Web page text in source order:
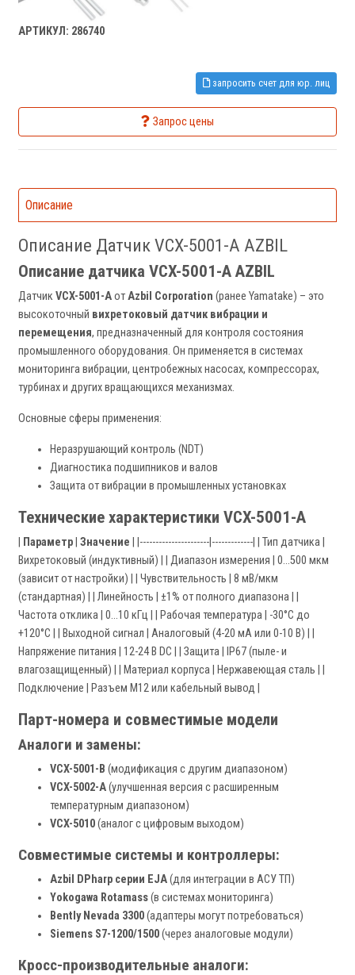
АРТИКУЛ: 286740
запросить счет для юр. лиц
Запрос цены
Описание
Описание Датчик VCX-5001-A AZBIL
Описание датчика VCX-5001-A AZBIL
Датчик VCX-5001-AотAzbil Corporation (ранее Yamatake) – это
высокоточный вихретоковый датчик вибрации и
перемещения, предназначенный для контроля состояния
промышленного оборудования. Он применяется в системах
мониторинга вибрации, центробежных насосах, компрессорах,
турбинах и других вращающихся механизмах.
Основные сферы применения:
Неразрушающий контроль (NDT)
Диагностика подшипников и валов
Защита от вибрации в промышленных установках
Технические характеристики VCX-5001-A
Параметр Значение | |----------------------|-------------| | Тип датчика |
Вихретоковый (индуктивный) | | Диапазон измерения | 0...500 мкм
(зависит от настройки) | | Чувствительность | 8 мВ/мкм
(стандартная) | | Линейность | ±1% от полного диапазона | |
Частота отклика | 0...10 кГц | | Рабочая температура | -30°C до
+120°C | | Выходной сигнал | Аналоговый (4-20 мА или 0-10 В) | |
Напряжение питания | 12-24 В DC | | Защита | IP67 (пыле- и
влагозащищенный) | | Материал корпуса | Нержавеющая сталь | |
Подключение | Разъем M12 или кабельный вывод |
Парт-номера и совместимые модели
Аналоги и замены:
VCX-5001-B (модификация с другим диапазоном)
VCX-5002-A(улучшенная версия с расширенным
температурным диапазоном)
VCX-5010(аналог с цифровым выходом)
Совместимые системы и контроллеры:
Azbil DPharp серии EJA(для интеграции в АСУ ТП)
Yokogawa Rotamass(в системах мониторинга)
Bently Nevada 3300(адаптеры могут потребоваться)
Siemens S7-1200/1500(через аналоговые модули)
Кросc-производительные аналоги: